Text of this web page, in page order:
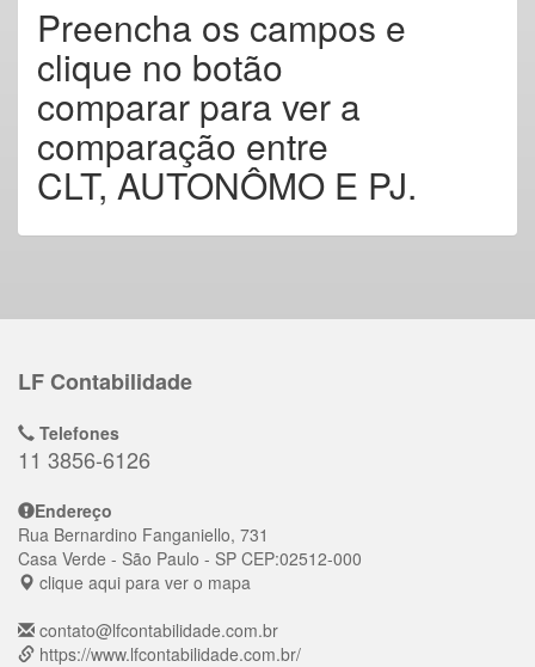
Preencha os campos e
clique no botão
comparar para ver a
comparação entre
CLT, AUTONÔMO E PJ.
LF Contabilidade
Telefones
11 3856-6126
Endereço
Rua Bernardino Fanganiello, 731
Casa Verde - São Paulo - SP CEP:02512-000
clique aqui para ver o mapa
contato@lfcontabilidade.com.br
https://www.lfcontabilidade.com.br/